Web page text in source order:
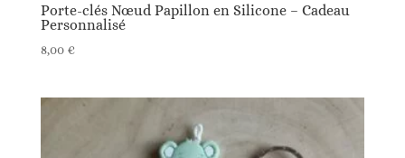
Porte-clés Nœud Papillon en Silicone – Cadeau
Personnalisé
8,00 €